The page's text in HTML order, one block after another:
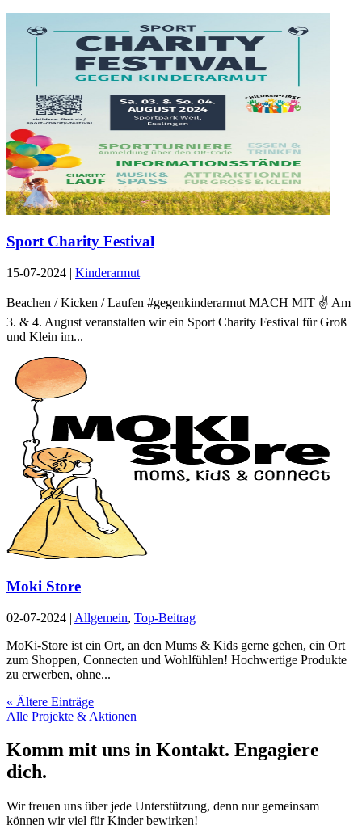
Sport Charity Festival
15-07-2024 | Kinderarmut
Beachen / Kicken / Laufen #gegenkinderarmut MACH MIT ✌️ Am
3. & 4. August veranstalten wir ein Sport Charity Festival für Groß
und Klein im...
Moki Store
02-07-2024 | Allgemein, Top-Beitrag
MoKi-Store ist ein Ort, an den Mums & Kids gerne gehen, ein Ort
zum Shoppen, Connecten und Wohlfühlen! Hochwertige Produkte
zu erwerben, ohne...
« Ältere Einträge
Alle Projekte & Aktionen
Komm mit uns in Kontakt. Engagiere
dich.
Wir freuen uns über jede Unterstützung, denn nur gemeinsam
können wir viel für Kinder bewirken!